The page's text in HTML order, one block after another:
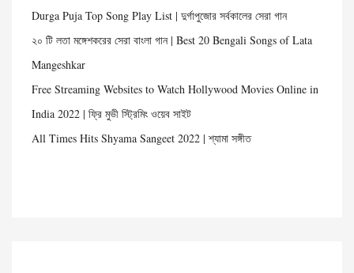
Durga Puja Top Song Play List | দুর্গাপুজোর সর্বকালের সেরা গান
২০ টি লতা মঙ্গেশকরের সেরা বাংলা গান | Best 20 Bengali Songs of Lata
Mangeshkar
Free Streaming Websites to Watch Hollywood Movies Online in
India 2022 | ফ্রি মুভী স্ট্রিমিং ওয়েব সাইট
All Times Hits Shyama Sangeet 2022 | শ্যামা সঙ্গীত